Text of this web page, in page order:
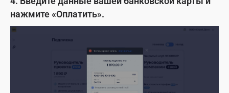
нажмите «Оплатить».